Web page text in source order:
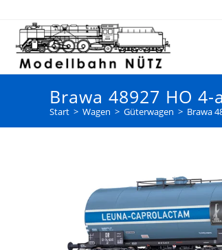
Brawa 48927 HO
Start > Wagen > Güterwagen > Brawa